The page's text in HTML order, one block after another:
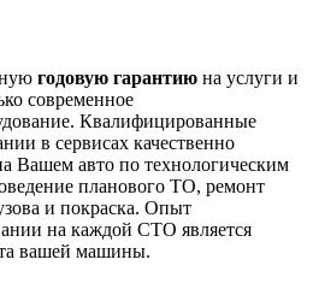
годовую гарантию на услуги и
современное
Квалифицированные
в сервисах качественно
Вашем авто по технологическим
планового ТО, ремонт
и покраска. Опыт
на каждой СТО является
вашей машины.